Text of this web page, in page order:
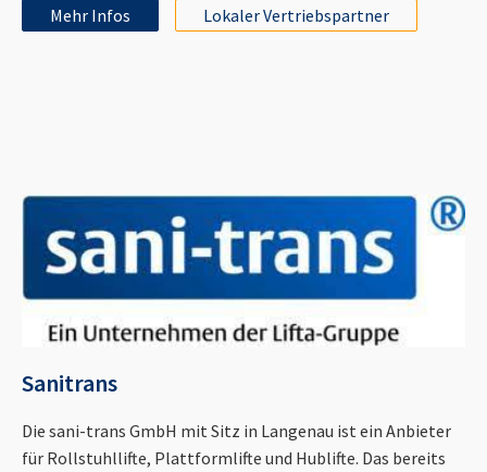
Mehr Infos Lokaler Vertriebspartner
Sanitrans
Die sani-trans GmbH mit Sitz in Langenau ist ein Anbieter
für Rollstuhllifte, Plattformlifte und Hublifte. Das bereits